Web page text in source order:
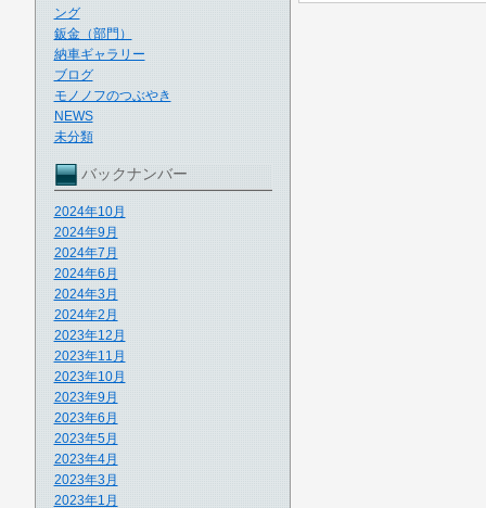
ング
鈑金（部門）
納車ギャラリー
ブログ
モノノフのつぶやき
NEWS
未分類
バックナンバー
2024年10月
2024年9月
2024年7月
2024年6月
2024年3月
2024年2月
2023年12月
2023年11月
2023年10月
2023年9月
2023年6月
2023年5月
2023年4月
2023年3月
2023年1月